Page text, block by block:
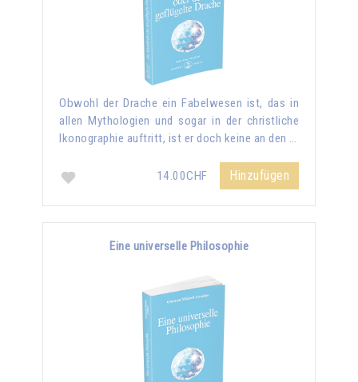
Obwohl der Drache ein Fabelwesen ist, das in
allen Mythologien und sogar in der christliche
Ikonographie auftritt, ist er doch keine an den …
14.00CHF Hinzufügen
Eine universelle Philosophie